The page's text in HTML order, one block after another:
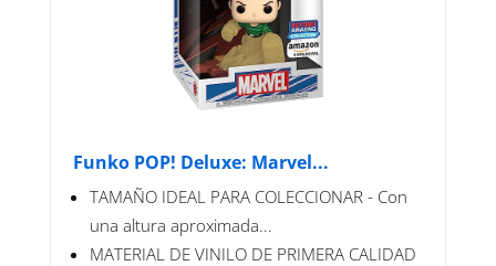
Funko POP! Deluxe: Marvel...
TAMAÑO IDEAL PARA COLECCIONAR - Con
una altura aproximada...
MATERIAL DE VINILO DE PRIMERA CALIDAD